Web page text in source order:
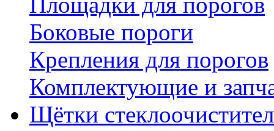
Боковые пороги
Крепления для порогов
Комплектующие и
Щётки